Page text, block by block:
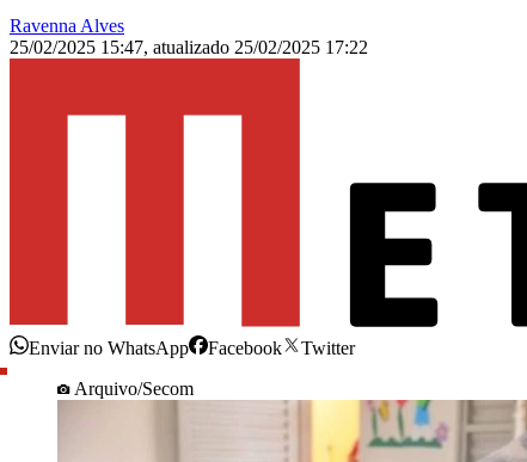
Ravenna Alves
25/02/2025 15:47, atualizado 25/02/2025 17:22
Enviar no WhatsApp Facebook
Twitter
Arquivo/Secom